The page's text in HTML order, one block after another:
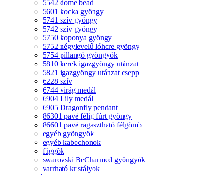
5542 dome bead
5601 kocka gyöngy
5741 szív gyöngy
5742 szív gyöngy
5750 koponya gyöngy
5752 négylevelű lóhere gyöngy
5754 pillangó gyöngyök
5810 kerek igazgyöngy utánzat
5821 igazgyöngy utánzat csepp
6228 szív
6744 virág medál
6904 Lily medál
6905 Dragonfly pendant
86301 pavé félig fúrt gyöngy
86601 pavé ragasztható félgömb
egyéb gyöngyök
egyéb kabochonok
függõk
swarovski BeCharmed gyöngyök
varrható kristályok